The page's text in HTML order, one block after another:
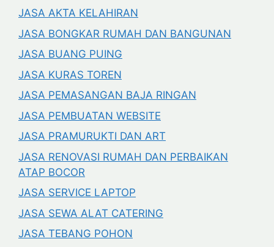
JASA AKTA KELAHIRAN
JASA BONGKAR RUMAH DAN BANGUNAN
JASA BUANG PUING
JASA KURAS TOREN
JASA PEMASANGAN BAJA RINGAN
JASA PEMBUATAN WEBSITE
JASA PRAMURUKTI DAN ART
JASA RENOVASI RUMAH DAN PERBAIKAN
ATAP BOCOR
JASA SERVICE LAPTOP
JASA SEWA ALAT CATERING
JASA TEBANG POHON